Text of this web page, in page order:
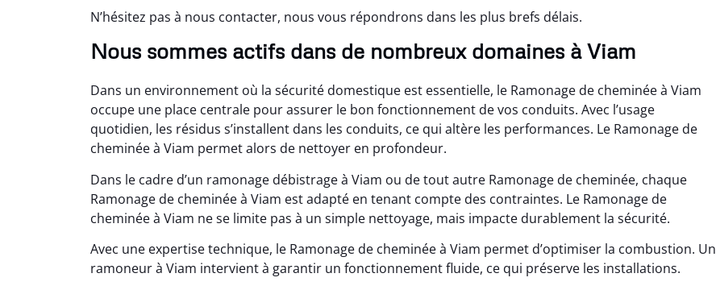
N’hésitez pas à nous contacter, nous vous répondrons dans les plus brefs délais.
Nous sommes actifs dans de nombreux domaines à Viam
Dans un environnement où la sécurité domestique est essentielle, le Ramonage de cheminée à Viam
occupe une place centrale pour assurer le bon fonctionnement de vos conduits. Avec l’usage
quotidien, les résidus s’installent dans les conduits, ce qui altère les performances. Le Ramonage de
cheminée à Viam permet alors de nettoyer en profondeur.
Dans le cadre d’un ramonage débistrage à Viam ou de tout autre Ramonage de cheminée, chaque
Ramonage de cheminée à Viam est adapté en tenant compte des contraintes. Le Ramonage de
cheminée à Viam ne se limite pas à un simple nettoyage, mais impacte durablement la sécurité.
Avec une expertise technique, le Ramonage de cheminée à Viam permet d’optimiser la combustion. Un
ramoneur à Viam intervient à garantir un fonctionnement fluide, ce qui préserve les installations.